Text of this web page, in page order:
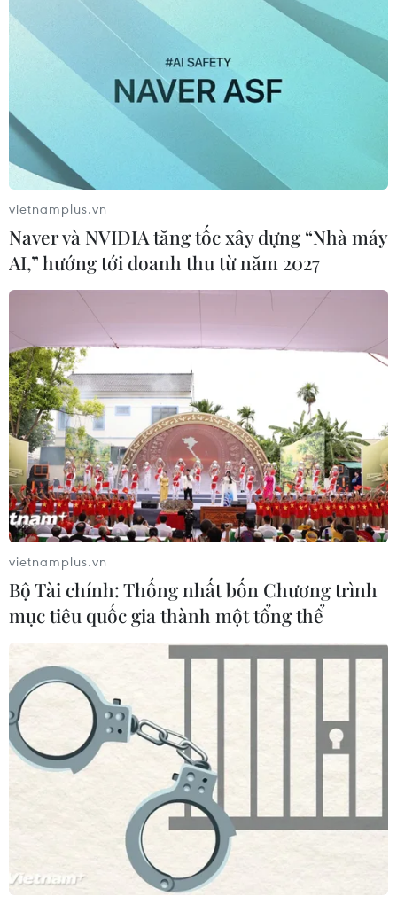
vietnamplus.vn
Naver và NVIDIA tăng tốc xây dựng “Nhà máy
AI,” hướng tới doanh thu từ năm 2027
vietnamplus.vn
Bộ Tài chính: Thống nhất bốn Chương trình
mục tiêu quốc gia thành một tổng thể